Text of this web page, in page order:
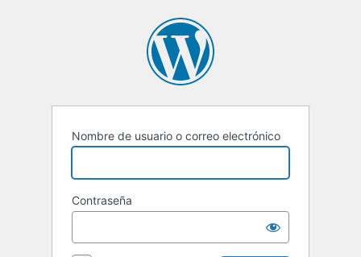
Nombre de usuario o correo electrónico
Contraseña